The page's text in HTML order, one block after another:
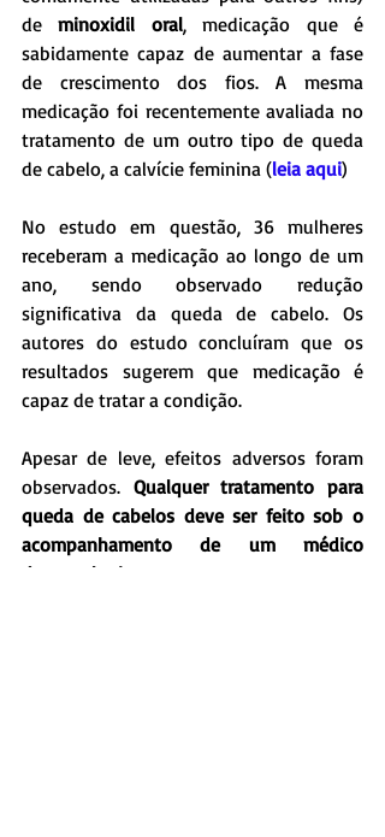
de minoxidil oral, medicação que é
sabidamente capaz de aumentar a fase
de crescimento dos fios. A mesma
medicação foi recentemente avaliada no
tratamento de um outro tipo de queda
de cabelo, a calvície feminina (leia aqui)
No estudo em questão, 36 mulheres
receberam a medicação ao longo de um
ano, sendo observado redução
significativa da queda de cabelo. Os
autores do estudo concluíram que os
resultados sugerem que medicação é
capaz de tratar a condição.
Apesar de leve, efeitos adversos foram
observados. Qualquer tratamento para
queda de cabelos deve ser feito sob o
acompanhamento de um médico
dermatologista.